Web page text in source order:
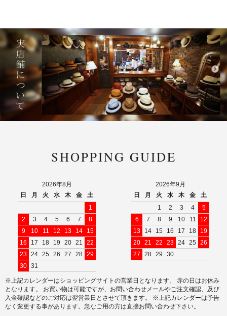
SHOPPING GUIDE
2026年8月
日
月 火 水 木 金
土
1
2
3 4 5 6 7
8
9
10 11 12 13 14
15
16
17 18 19 20 21
22
23 24 25 26 27 28 29
30 31
2026年9月
日
月 火 水 木 金
土
1
2 3 4
5
6
7 8 9 10 11
12
13
14 15 16 17 18
19
20 21 22 23 24 25
26
27
28 29 30
※上記カレンダーはショッピングサイトの営業日となります。 赤の日はお休み
となります。 お買い物は可能ですが、お問い合わせメールやご注文確認、及び
入金確認などのご対応は翌営業日とさせて頂きます。 ※上記カレンダーは予告
なく変更する事があります。急なご用の方は直接お問い合わせ下さい。